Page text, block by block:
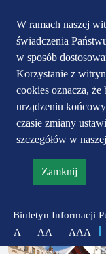
W ramach naszej
świadczenia
w sposób
Korzystanie z
cookies oznacza, że
urządzeniu
czasie zmiany
szczegółów w naszej
Zamknij
informację
polityce
Biuletyn Informacji
A
zmniejsz
AA
zresetuj
AAA